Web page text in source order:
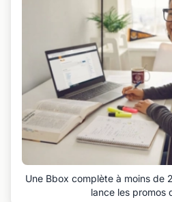
Une Bbox complète à moins de
lance les promos